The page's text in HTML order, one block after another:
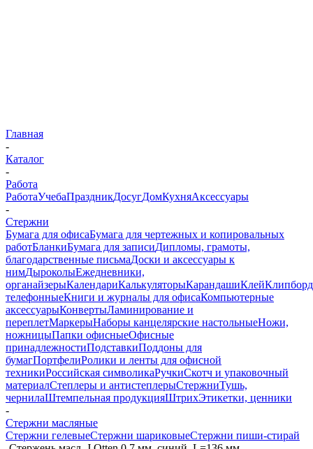
Главная
-
Каталог
-
Работа
РаботаУчебаПраздникДосугДомКухняАксессуары
-
Стержни
Бумага для офисаБумага для чертежных и копировальных
работБланкиБумага для записиДипломы, грамоты,
благодарственные письмаДоски и аксессуары к
нимДыроколыЕжедневники,
органайзерыКалендариКалькуляторыКарандашиКлей
телефонныеКниги и журналы для офисаКомпьютерные
аксессуарыКонвертыЛаминирование и
переплетМаркерыНаборы канцелярские настольныеНожи,
ножницыПапки офисныеОфисные
принадлежностиПодставкиПоддоны для
бумагПортфелиРолики и ленты для офисной
техникиРоссийская символикаРучкиСкотч и упаковочный
материалСтеплеры и антистеплерыСтержниТушь,
чернилаШтемпельная продукцияШтрихЭтикетки, ценники
-
Стержни масляные
Стержни гелевыеСтержни шариковыеСтержни пиши-стирай